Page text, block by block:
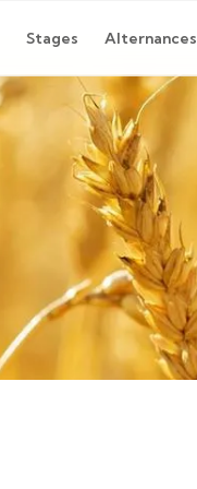
Stages Alternances